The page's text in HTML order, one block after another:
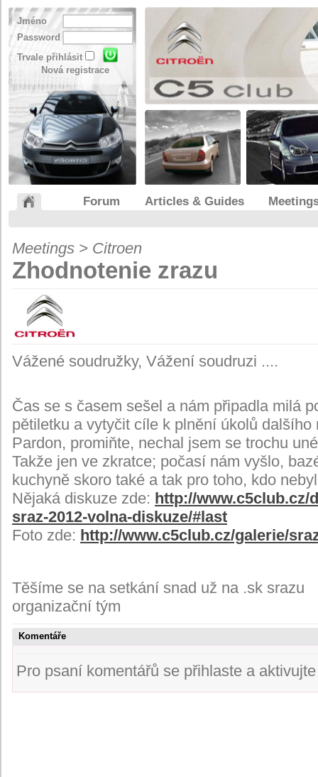
Jméno
Password
Trvale přihlásit
Nová registrace
Forum Articles & Guides
Meetings > Citroen
Zhodnotenie zrazu
Vážené soudružky, Vážení soudruzi ....
Čas se s časem sešel a nám připadla milá
pětiletku a vytyčit cíle k plnění úkolů dalšího
Pardon, promiňte, nechal jsem se trochu
Takže jen ve zkratce; počasí nám vyšlo,
kuchyně skoro také a tak pro toho, kdo
Nějaká diskuze zde: http://www.c5club.cz/
sraz-2012-volna-diskuze/#last
Foto zde: http://www.c5club.cz/galerie/
Těšíme se na setkání snad už na .sk srazu
organizační tým
Komentáře
Pro psaní komentářů se přihlaste a